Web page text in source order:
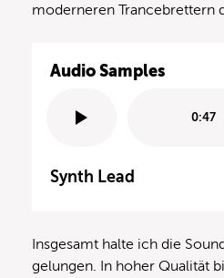
moderneren Trancebrettern
Audio Samples
0:47
Synth Lead
Insgesamt halte ich die
gelungen. In hoher Qualität